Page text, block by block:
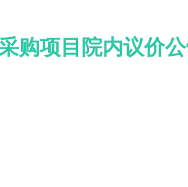
购项目院内议价